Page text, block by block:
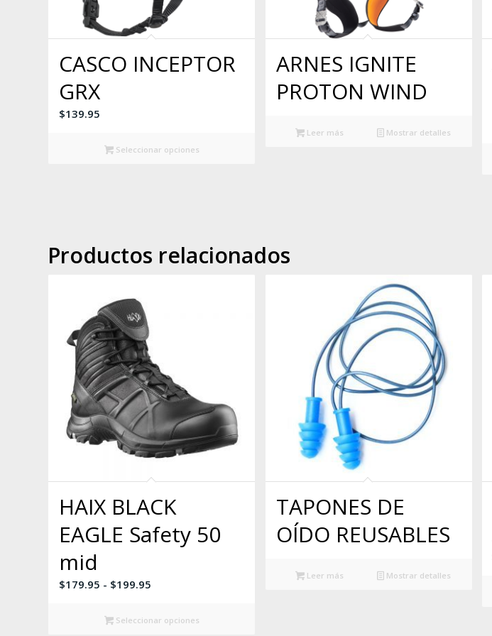
CASCO INCEPTOR
GRX
$139.95
Seleccionar opciones
ARNES IGNITE
PROTON WIND
Leer más Mostrar detalles
Productos relacionados
HAIX BLACK
EAGLE Safety 50
mid
$179.95 - $199.95
precios:
Seleccionar opciones
TAPONES DE
OÍDO REUSABLES
Leer más Mostrar detalles